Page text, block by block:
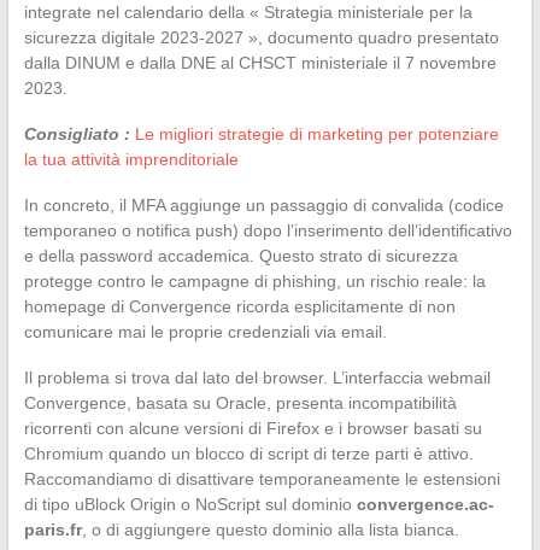
integrate nel calendario della « Strategia ministeriale per la
sicurezza digitale 2023-2027 », documento quadro presentato
dalla DINUM e dalla DNE al CHSCT ministeriale il 7 novembre
2023.
Consigliato : Le migliori strategie di marketing per potenziare
la tua attività imprenditoriale
In concreto, il MFA aggiunge un passaggio di convalida (codice
temporaneo o notifica push) dopo l’inserimento dell’identificativo
e della password accademica. Questo strato di sicurezza
protegge contro le campagne di phishing, un rischio reale: la
homepage di Convergence ricorda esplicitamente di non
comunicare mai le proprie credenziali via email.
Il problema si trova dal lato del browser. L’interfaccia webmail
Convergence, basata su Oracle, presenta incompatibilità
ricorrenti con alcune versioni di Firefox e i browser basati su
Chromium quando un blocco di script di terze parti è attivo.
Raccomandiamo di disattivare temporaneamente le estensioni
di tipo uBlock Origin o NoScript sul dominio convergence.ac-
paris.fr, o di aggiungere questo dominio alla lista bianca.